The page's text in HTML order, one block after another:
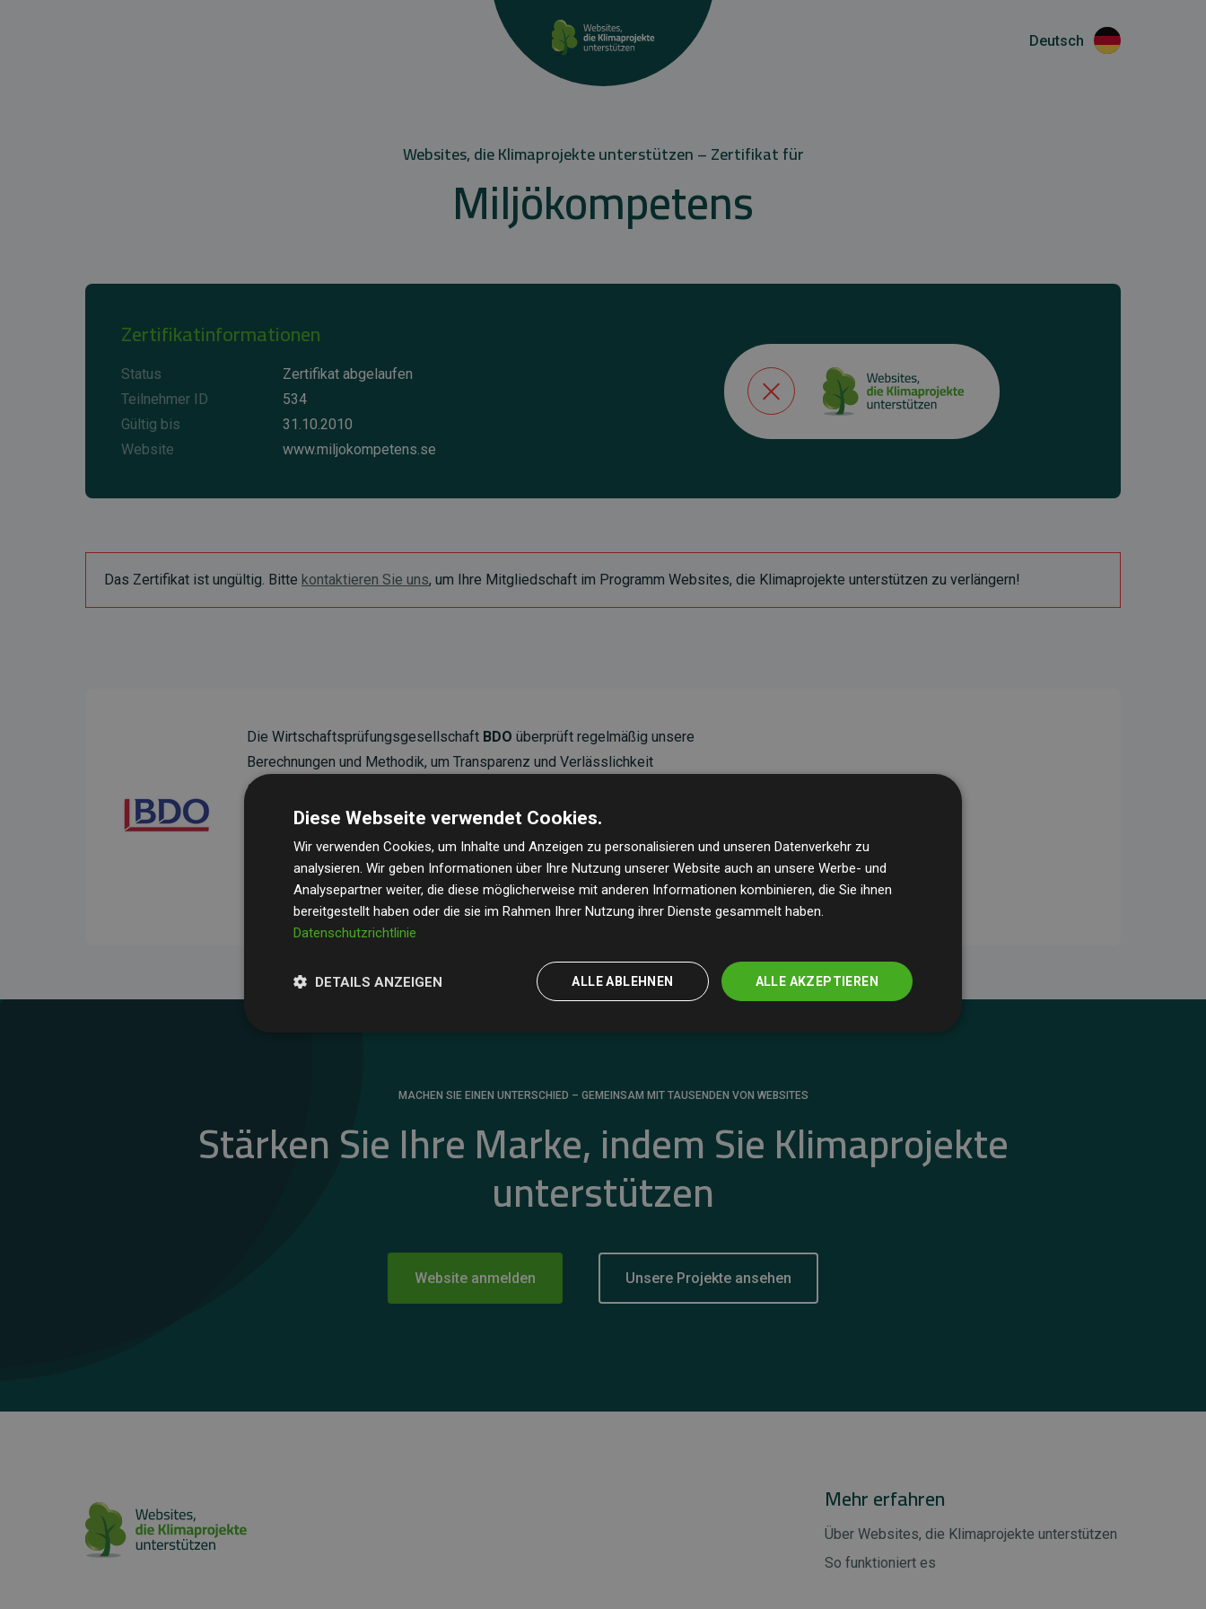
Deutsch
Websites, die Klimaprojekte unterstützen – Zertifikat für
Miljökompetens
Zertifikatinformationen
Status
Zertifikat abgelaufen
Teilnehmer ID
534
Gültig bis
31.10.2010
Website
www.miljokompetens.se
Das Zertifikat ist ungültig. Bitte kontaktieren Sie uns, um Ihre Mitgliedschaft im Programm Websites, die Klimaprojekte unterstützen zu verlängern!
Die Wirtschaftsprüfungsgesellschaft BDO überprüft regelmäßig unsere
Berechnungen und Methodik, um Transparenz und Verlässlichkeit
sicherzustellen.
Ihre Prüfungen belegen, dass unsere Investitionen in Klimaschutzprojekte im
Durchschnitt200 % der geschätzten CO₂-Emissionender teilnehmenden
Websites kompensieren – ein klarer Nachweis für die messbare Klimawirkung
unseres Ansatzes.
MACHEN SIE EINEN UNTERSCHIED – GEMEINSAM MIT TAUSENDEN VON WEBSITES
Stärken Sie Ihre Marke, indem Sie Klimaprojekte
unterstützen
Website anmelden Unsere Projekte ansehen
Mehr erfahren
Über Websites, die Klimaprojekte unterstützen
So funktioniert es
Diese Webseite verwendet Cookies.
Wir verwenden Cookies, um Inhalte und Anzeigen zu personalisieren und unseren Datenverkehr zu
analysieren. Wir geben Informationen über Ihre Nutzung unserer Website auch an unsere Werbe- und
Analysepartner weiter, die diese möglicherweise mit anderen Informationen kombinieren, die Sie ihnen
bereitgestellt haben oder die sie im Rahmen Ihrer Nutzung ihrer Dienste gesammelt haben.
Datenschutzrichtlinie
ALLE AKZEPTIEREN
ALLE ABLEHNEN
DETAILS ANZEIGEN